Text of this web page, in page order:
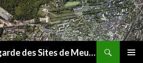
Comité de Sauvegarde des Sites de Meudon